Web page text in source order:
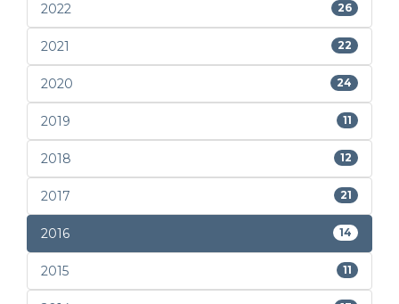
2022 26
2021 22
2020 24
2019 11
2018 12
2017 21
2016 14
2015 11